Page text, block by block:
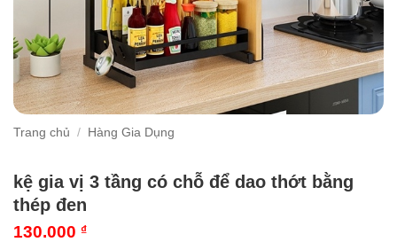
Trang chủ / Hàng Gia Dụng
kệ gia vị 3 tầng có chỗ để dao thớt bằng
thép đen
130.000 ₫